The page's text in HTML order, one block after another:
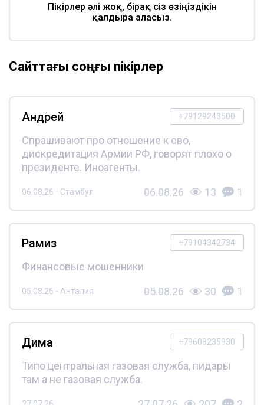
Пікірлер әлі жоқ, бірақ сіз өзіңіздікін
қалдыра аласыз.
Сайттағы соңғы пікірлер
+79129243500
Андрей
Спрашивают про отношение к сво,
дискредитация Армии РФ, говорят плохо о
президенте. Иноагенты.
06.08.26 - Стамбул 06.08.26 13 1
+79104342734
Рамиз
Финансовые мошенники
05.08.26 - Анталия 05.08.26 30 1
+79608235930
Дима
Типо центральная газовая служба, пидары
там а не газовая служба.